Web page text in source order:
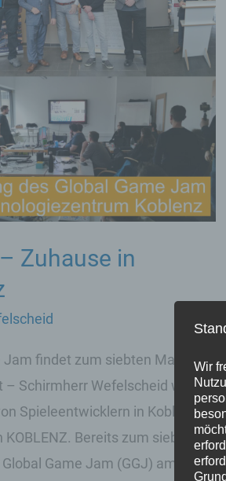
Zuhause in
Jam findet zum siebten Mal in
Schirmherr Wefelscheid will
Spieleentwicklern in Koblenz
Bereits zum siebten
Game Jam (GGJ) am
Wir